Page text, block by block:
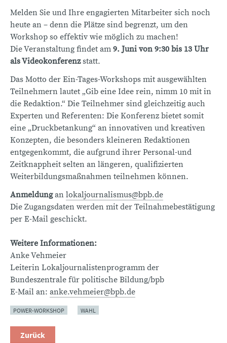
Melden Sie und Ihre engagierten Mitarbeiter sich noch
heute an – denn die Plätze sind begrenzt, um den
Workshop so effektiv wie möglich zu machen!
Die Veranstaltung findet am 9. Juni von 9:30 bis 13 Uhr
als Videokonferenzstatt.
Das Motto der Ein-Tages-Workshops mit ausgewählten
Teilnehmern lautet „Gib eine Idee rein, nimm 10 mit in
die Redaktion.“ Die Teilnehmer sind gleichzeitig auch
Experten und Referenten: Die Konferenz bietet somit
eine „Druckbetankung“ an innovativen und kreativen
Konzepten, die besonders kleineren Redaktionen
entgegenkommt, die aufgrund ihrer Personal-und
Zeitknappheit selten an längeren, qualifizierten
Weiterbildungsmaßnahmen teilnehmen können.
Anmeldungan lokaljournalismus@bpb.de
Die Zugangsdaten werden mit der Teilnahmebestätigung
per E-Mail geschickt.
Weitere Informationen:
Anke Vehmeier
Leiterin Lokaljournalistenprogramm der
Bundeszentrale für politische Bildung/bpb
E-Mail an: anke.vehmeier@bpb.de
POWER-WORKSHOP WAHL
Zurück